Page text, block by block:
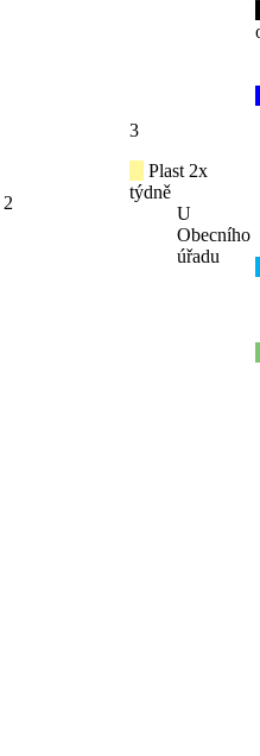
2
3
Plast 2x
týdně
U
Obecního
úřadu